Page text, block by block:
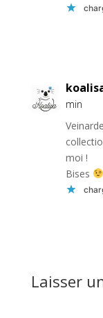
min
moi !
Bises
Laisser